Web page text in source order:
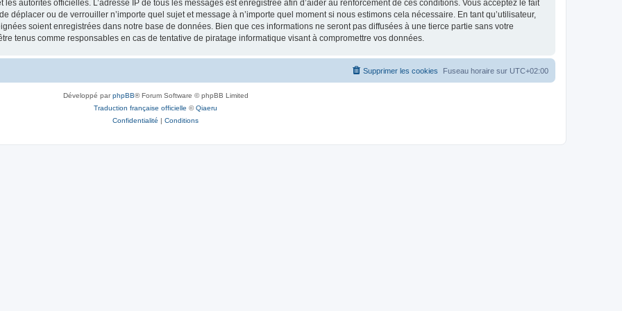
autorités officielles. L’adresse IP de tous les messages est enregistrée afin d’aider au renforcement de ces conditions. Vous acceptez le fait
déplacer ou de verrouiller n’importe quel sujet et message à n’importe quel moment si nous estimons cela nécessaire. En tant qu’utilisateur,
soient enregistrées dans notre base de données. Bien que ces informations ne seront pas diffusées à une tierce partie sans votre
tenus comme responsables en cas de tentative de piratage informatique visant à compromettre vos données.
Fuseau horaire sur UTC+02:00
Supprimer les cookies
Développé parphpBB® Forum Software © phpBB Limited
Traduction française officielle ©Qiaeru
Confidentialité | Conditions